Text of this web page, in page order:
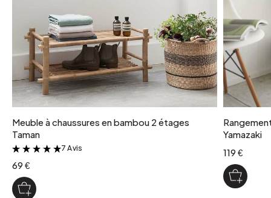
Meuble à chaussures en bambou 2 étages
Taman
&
7 Avis
69 €
Yamazaki
119 €